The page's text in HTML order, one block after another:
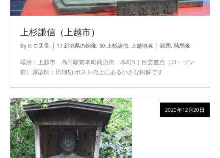
上杉謙信（上越市）
By ヒロ団長 17.新潟県の銅像, 60.上杉謙信, 上越地域 戦国, 騎馬像
場所：上越市 高田駅前本町商店街 本町5丁目交差点（ローソン
前）原型師：田畑功 ポストの上にある小さな銅像です
2020年12月20日